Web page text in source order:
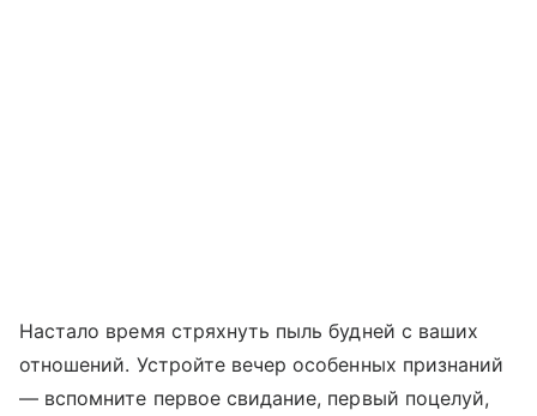
Настало время стряхнуть пыль будней с ваших
отношений. Устройте вечер особенных признаний
— вспомните первое свидание, первый поцелуй,